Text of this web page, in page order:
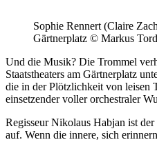
Sophie Rennert (Claire
Gärtnerplatz © Markus
Und die Musik? Die Trommel
Staatstheaters am Gärtnerplatz
die in der Plötzlichkeit von leisen
einsetzender voller orchestraler
Regisseur Nikolaus Habjan ist
auf. Wenn die innere, sich